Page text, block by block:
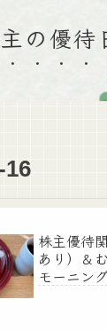
の優
16
株主優待
あり）＆
モーニン